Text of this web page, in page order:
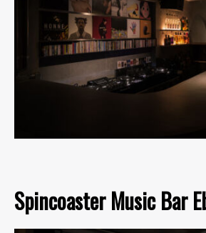
Spincoaster Music Bar